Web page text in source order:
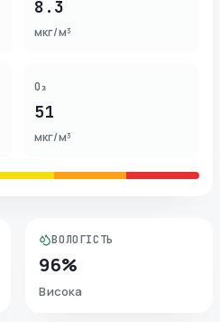
8.3
мкг/м³
O₃
51
мкг/м³
ВОЛОГІСТЬ
96%
Висока